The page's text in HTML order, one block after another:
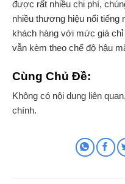
được rất nhiều chi phí,
nhiều thương hiệu nổi tiếng
khách hàng với mức giá
vẫn kèm theo chế độ hậu
Cùng Chủ Đề:
Không có nội dung liên
chính.